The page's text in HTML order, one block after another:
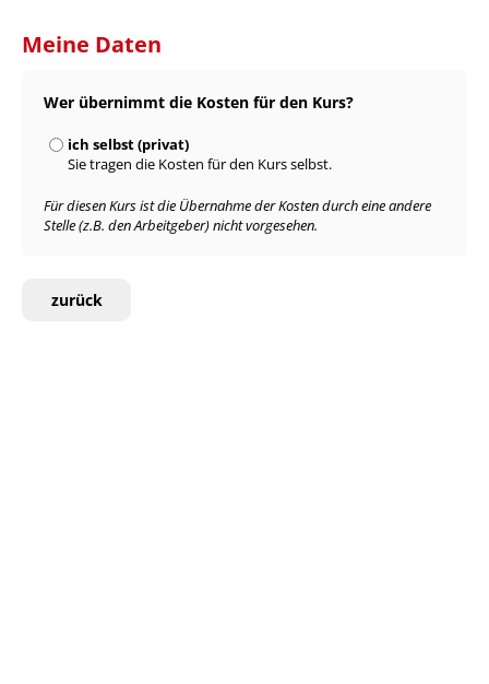
Meine Daten
Wer übernimmt die Kosten für den Kurs?
ich selbst (privat)
Sie tragen die Kosten für den Kurs selbst.
Für diesen Kurs ist die Übernahme der Kosten durch eine andere
Stelle (z.B. den Arbeitgeber) nicht vorgesehen.
zurück